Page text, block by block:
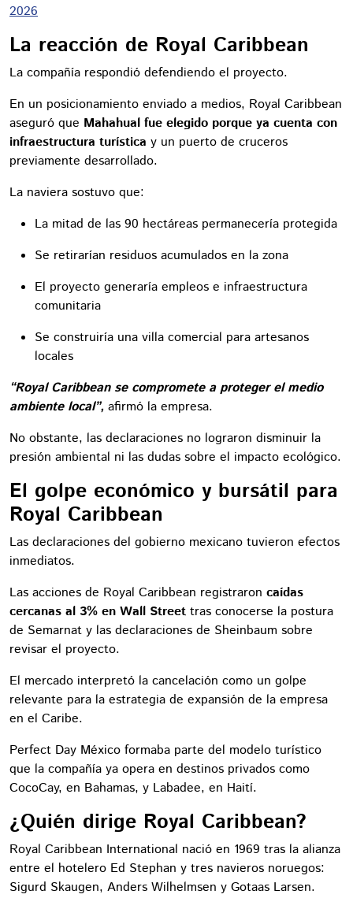
2026
La reacción de Royal Caribbean
La compañía respondió defendiendo el proyecto.
En un posicionamiento enviado a medios, Royal Caribbean
aseguró que Mahahual fue elegido porque ya cuenta con
infraestructura turística y un puerto de cruceros
previamente desarrollado.
La naviera sostuvo que:
La mitad de las 90 hectáreas permanecería protegida
Se retirarían residuos acumulados en la zona
El proyecto generaría empleos e infraestructura
comunitaria
Se construiría una villa comercial para artesanos
locales
“Royal Caribbean se compromete a proteger el medio
ambiente local”, afirmó la empresa.
No obstante, las declaraciones no lograron disminuir la
presión ambiental ni las dudas sobre el impacto ecológico.
El golpe económico y bursátil para
Royal Caribbean
Las declaraciones del gobierno mexicano tuvieron efectos
inmediatos.
Las acciones de Royal Caribbean registraron caídas
cercanas al 3% en Wall Street tras conocerse la postura
de Semarnat y las declaraciones de Sheinbaum sobre
revisar el proyecto.
El mercado interpretó la cancelación como un golpe
relevante para la estrategia de expansión de la empresa
en el Caribe.
Perfect Day México formaba parte del modelo turístico
que la compañía ya opera en destinos privados como
CocoCay, en Bahamas, y Labadee, en Haití.
¿Quién dirige Royal Caribbean?
Royal Caribbean International nació en 1969 tras la alianza
entre el hotelero Ed Stephan y tres navieros noruegos:
Sigurd Skaugen, Anders Wilhelmsen y Gotaas Larsen.